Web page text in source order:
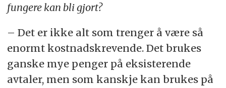
fungere kan bli gjort?
– Det er ikke alt som trenger å være så
enormt kostnadskrevende. Det brukes
ganske mye penger på eksisterende
avtaler, men som kanskje kan brukes på